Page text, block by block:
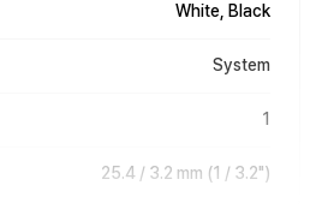
White, Black
System
1
25.4 / 3.2 mm (1 / 3.2")